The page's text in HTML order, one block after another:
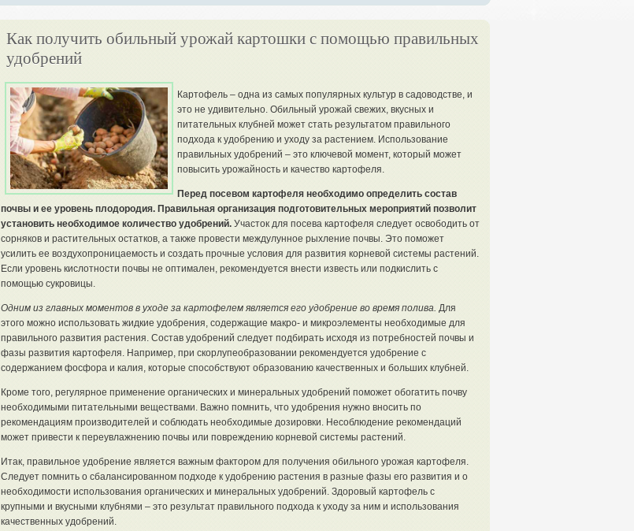
Как получить обильный урожай картошки с помощью правильных
удобрений
Картофель – одна из самых популярных культур в садоводстве, и
это не удивительно. Обильный урожай свежих, вкусных и
питательных клубней может стать результатом правильного
подхода к удобрению и уходу за растением. Использование
правильных удобрений – это ключевой момент, который может
повысить урожайность и качество картофеля.
Перед посевом картофеля необходимо определить состав
почвы и ее уровень плодородия. Правильная организация подготовительных мероприятий позволит
установить необходимое количество удобрений.Участок для посева картофеля следует освободить от
сорняков и растительных остатков, а также провести междулунное рыхление почвы. Это поможет
усилить ее воздухопроницаемость и создать прочные условия для развития корневой системы растений.
Если уровень кислотности почвы не оптимален, рекомендуется внести известь или подкислить с
помощью сукровицы.
Одним из главных моментов в уходе за картофелем является его удобрение во время полива. Для
этого можно использовать жидкие удобрения, содержащие макро- и микроэлементы необходимые для
правильного развития растения. Состав удобрений следует подбирать исходя из потребностей почвы и
фазы развития картофеля. Например, при скорлупеобразовании рекомендуется удобрение с
содержанием фосфора и калия, которые способствуют образованию качественных и больших клубней.
Кроме того, регулярное применение органических и минеральных удобрений поможет обогатить почву
необходимыми питательными веществами. Важно помнить, что удобрения нужно вносить по
рекомендациям производителей и соблюдать необходимые дозировки. Несоблюдение рекомендаций
может привести к переувлажнению почвы или повреждению корневой системы растений.
Итак, правильное удобрение является важным фактором для получения обильного урожая картофеля.
Следует помнить о сбалансированном подходе к удобрению растения в разные фазы его развития и о
необходимости использования органических и минеральных удобрений. Здоровый картофель с
крупными и вкусными клубнями – это результат правильного подхода к уходу за ним и использования
качественных удобрений.